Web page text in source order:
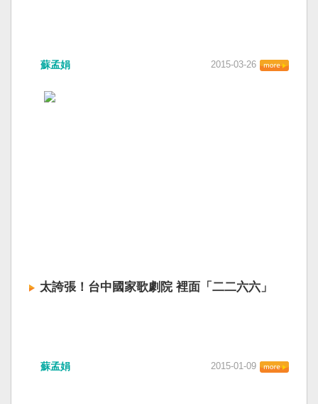
蘇孟娟 2015-03-26
太誇張！台中國家歌劇院 裡面「二二六六」
蘇孟娟 2015-01-09